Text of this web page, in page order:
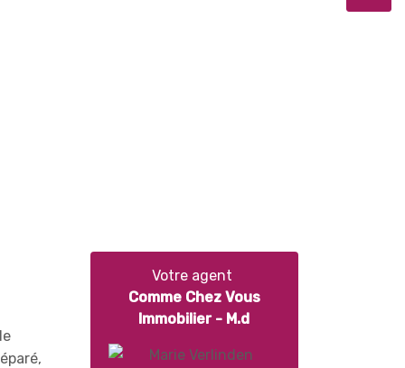
Votre agent
Comme Chez Vous
Immobilier - M.d